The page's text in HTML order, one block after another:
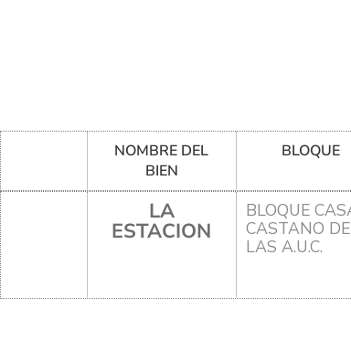
NOMBRE DEL
BIEN
BLOQUE
LA
ESTACION
BLOQUE
CASTANO DE
LAS A.U.C.